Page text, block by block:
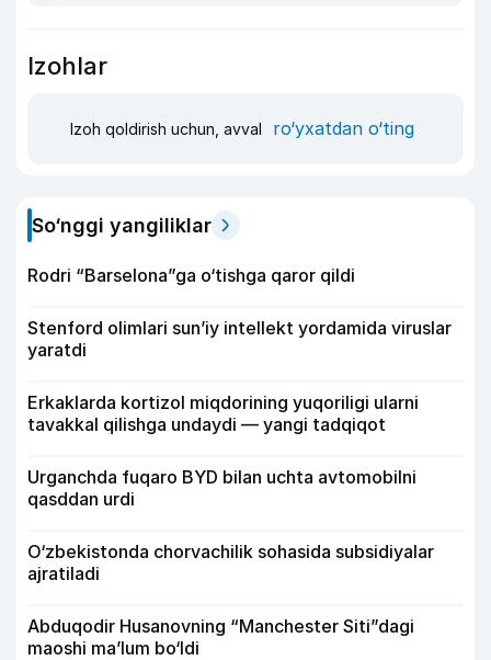
Izohlar
Izoh qoldirish uchun, avval ro‘yxatdan o‘ting
So‘nggi yangiliklar
Rodri “Barselona”ga o‘tishga qaror qildi
Stenford olimlari sun’iy intellekt yordamida viruslar
yaratdi
Erkaklarda kortizol miqdorining yuqoriligi ularni
tavakkal qilishga undaydi — yangi tadqiqot
Urganchda fuqaro BYD bilan uchta avtomobilni
qasddan urdi
O‘zbekistonda chorvachilik sohasida subsidiyalar
ajratiladi
Abduqodir Husanovning “Manchester Siti”dagi
maoshi ma’lum bo‘ldi